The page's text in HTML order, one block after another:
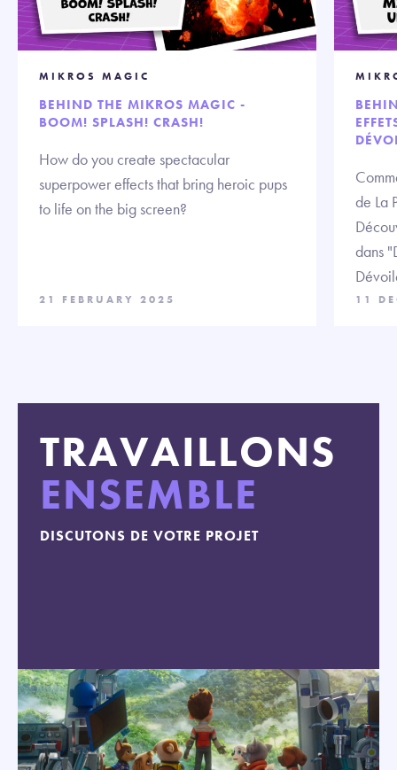
MIKROS MAGIC
BEHIND THE MIKROS MAGIC -
BOOM! SPLASH! CRASH!
How do you create spectacular
superpower effects that bring heroic pups
to life on the big screen?
21 FEBRUARY 2025
de La
dans
11
TRAVAILLONS
ENSEMBLE
DISCUTONS DE VOTRE PROJET